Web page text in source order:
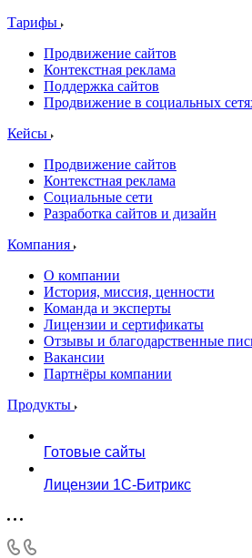
Тарифы
Продвижение сайтов
Контекстная реклама
Поддержка сайтов
Продвижение в социальных
Кейсы
Продвижение сайтов
Контекстная реклама
Социальные сети
Разработка сайтов и дизайн
Компания
О компании
История, миссия, ценности
Команда и эксперты
Лицензии и сертификаты
Отзывы и благодарственные
Вакансии
Партнёры компании
Продукты
Готовые сайты
Лицензии 1С-Битрикс